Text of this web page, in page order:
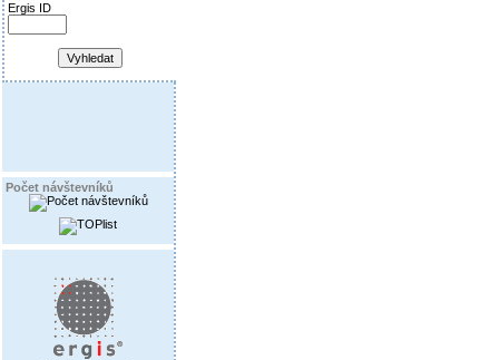
Ergis ID
Počet návštevníků